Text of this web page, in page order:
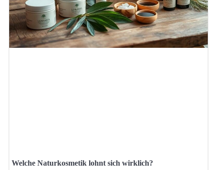
Welche Naturkosmetik lohnt sich wirklich?